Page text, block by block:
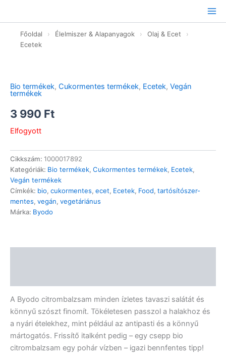
tartalomhoz
Főoldal › Élelmiszer & Alapanyagok › Olaj & Ecet
›
Ecetek
Bio termékek, Cukormentes termékek, Ecetek, Vegán
termékek
3 990 Ft
Elfogyott
Cikkszám: 1000017892
Kategóriák: Bio termékek, Cukormentes termékek, Ecetek,
Vegán termékek
Címkék: bio, cukormentes, ecet, Ecetek, Food, tartósítószer-
mentes, vegán, vegetáriánus
Márka: Byodo
A Byodo citrombalzsam minden ízletes tavaszi salátát és
könnyű szószt finomít. Tökéletesen passzol a halakhoz és
a nyári ételekhez, mint például az antipasti és a könnyű
mártogatós. Frissítő italként pedig – egy csepp bio
citrombalzsam egy pohár vízben – igazi bennfentes tipp!